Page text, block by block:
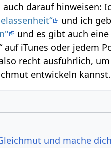
darauf hinweisen:
und ich
und es gibt auch
iTunes oder jedem
recht ausführlich,
entwickeln kannst.
und mache